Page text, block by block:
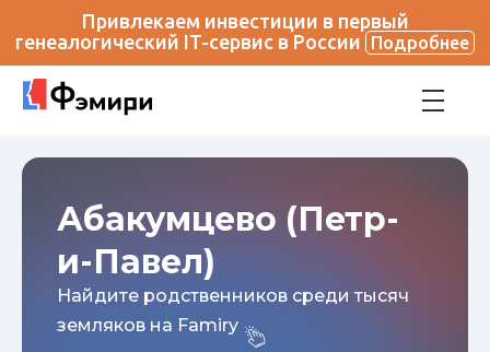
Привлекаем инвестиции в первый
генеалогический IT-сервис в России
Подробнее
Абакумцево (Петр-
и-Павел)
Найдите родственников среди тысяч
земляков на Famiry